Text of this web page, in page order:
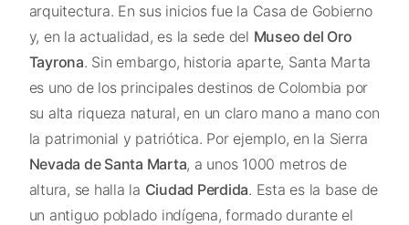
arquitectura. En sus inicios fue la Casa de Gobierno
y, en la actualidad, es la sede del Museo del Oro
Tayrona. Sin embargo, historia aparte, Santa Marta
es uno de los principales destinos de Colombia por
su alta riqueza natural, en un claro mano a mano con
la patrimonial y patriótica. Por ejemplo, en la Sierra
Nevada de Santa Marta, a unos 1000 metros de
altura, se halla la Ciudad Perdida. Esta es la base de
un antiguo poblado indígena, formado durante el